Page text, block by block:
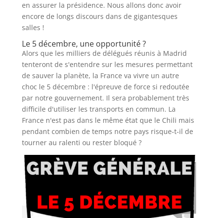
en assurer la présidence. Nous allons donc avoir
encore de longs discours dans de gigantesques
salles !
Le 5 décembre, une opportunité ?
Alors que les milliers de délégués réunis à Madrid
tenteront de s'entendre sur les mesures permettant
de sauver la planète, la France va vivre un autre
choc le 5 décembre : l'épreuve de force si redoutée
par notre gouvernement. Il sera probablement très
difficile d'utiliser les transports en commun. La
France n'est pas dans le même état que le Chili mais
pendant combien de temps notre pays risque-t-il de
tourner au ralenti ou rester bloqué ?